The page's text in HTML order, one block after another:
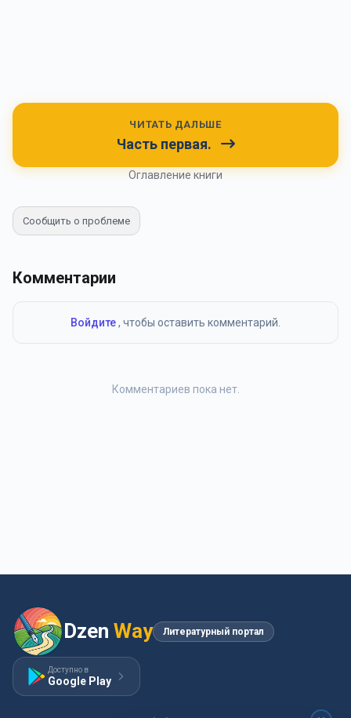
ЧИТАТЬ ДАЛЬШЕ
Часть первая.
Оглавление книги
Сообщить о проблеме
Комментарии
Войдите, чтобы оставить комментарий.
Комментариев пока нет.
Dzen Way Литературный портал
Доступно в
Google Play